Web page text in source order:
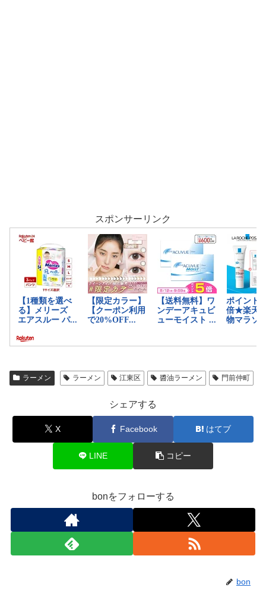
スポンサーリンク
ラーメン ラーメン 江東区 醬油ラーメン 門前仲町
シェアする
X Facebook はてブ
LINE コピー
bonをフォローする
bon